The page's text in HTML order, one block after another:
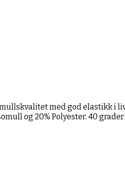
med god elastikk i
og 20% Polyester. 40